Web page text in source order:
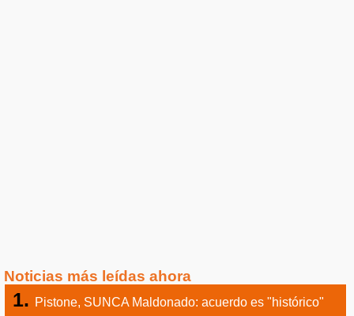
Noticias más leídas ahora
Pistone, SUNCA Maldonado: acuerdo es "histórico"